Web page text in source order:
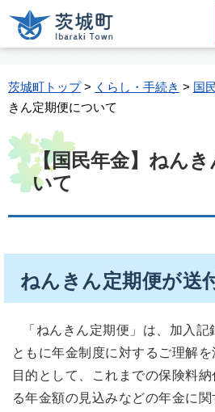
茨城町トップ> くらし・手続き > 国
きん定期便について
【国民年金】ねん
いて
ねんきん定期便が送
「ねんきん定期便」は、加入記
ともに年金制度に対するご理解
目的として、これまでの保険料
る年金額の見込みなどの年金に